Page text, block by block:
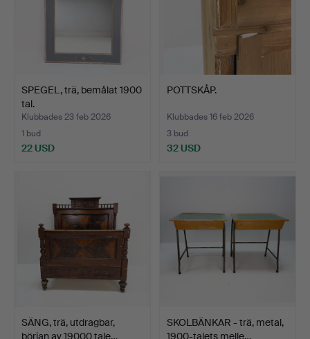
SPEGEL, trä, bemålat 1900
tal.
Klubbades 23 feb 2026
1 bud
22 USD
POTTSKÅP.
Klubbades 16 feb 2026
3 bud
32 USD
SÄNG, trä, utdragbar,
början av 19000 tale…
SKOLBÄNKAR - trä, metal,
1900-talets melle…